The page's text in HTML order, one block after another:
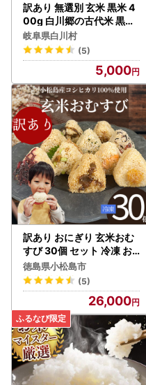
訳あり 無選別 玄米 黒米 4
00g 白川郷の古代米 黒米
もち米 紫黒米 雑穀 雑穀米
国産 岐阜県 栄養豊富 観光
地応援 5000円 [S442]
岐阜県白川村
(5)
5,000
訳あり おにぎり 玄米おむ
すび 30個 セット 冷凍 お
むすび
徳島県小松島市
(5)
26,000